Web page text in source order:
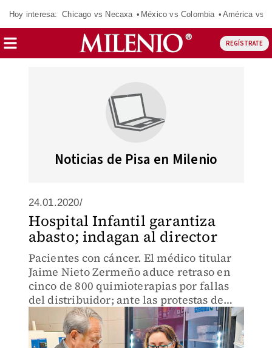
Hoy interesa: Chicago vs Necaxa México vs Colombia América vs
REGÍSTRATE
Noticias de Pisa en Milenio
24.01.2020/
Hospital Infantil garantiza
abasto; indagan al director
Pacientes con cáncer. El médico titular
Jaime Nieto Zermeño aduce retraso en
cinco de 800 quimioterapias por fallas
del distribuidor; ante las protestas de
padres, AMLO pide investigarlo por
posible colusión con Pisa.